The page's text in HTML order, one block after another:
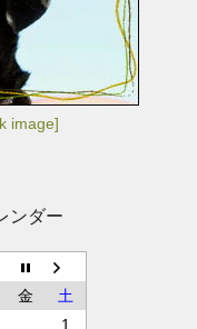
image]
ンダー
金
土
1